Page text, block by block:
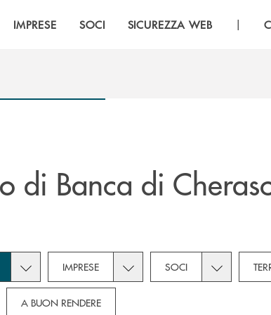
IMPRESE SOCI SICUREZZA WEB |
di Banca di
Toggle subcategories dropdown for Privati
IMPRESE Toggle subcategories dropdown
SOCI Toggle
A BUON RENDERE